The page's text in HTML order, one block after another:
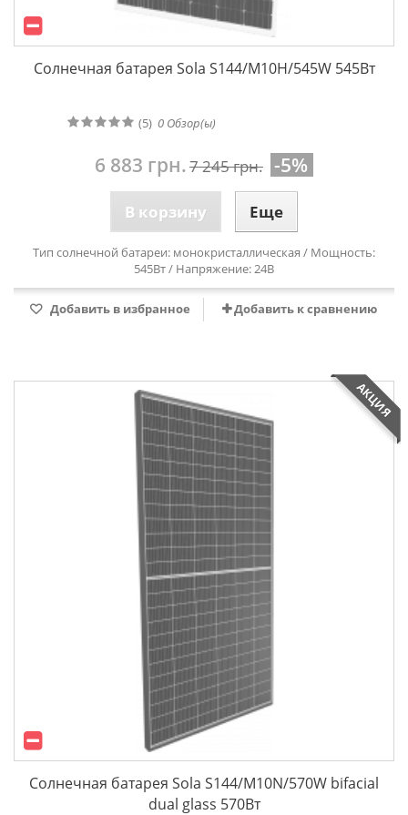
Солнечная батарея Sola S144/M10H/545W 545Вт
(5) 0 Обзор(ы)
6 883 грн.7 245 грн. -5%
В корзину Еще
Тип солнечной батареи: монокристаллическая / Мощность:
545Вт / Напряжение: 24В
Добавить в избранное Добавить к сравнению
АКЦИЯ
Солнечная батарея Sola S144/M10N/570W bifacial
dual glass 570Вт